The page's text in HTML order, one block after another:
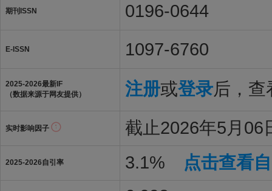
期刊ISSN 0196-0644
E-ISSN 1097-6760
2025-2026最新IF
（数据来源于网友提供）
注册或登录后，查
实时影响因子 截止2026年5月06
2025-2026自引率 3.1% 点击查看